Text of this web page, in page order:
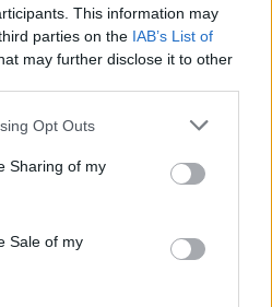
This information may
parties on the IAB’s List of
may further disclose it to other
Opt Outs
Sharing of my
Sale of my
Νίκαια της Γαλλίας με το
Νεκρός άνδρας που